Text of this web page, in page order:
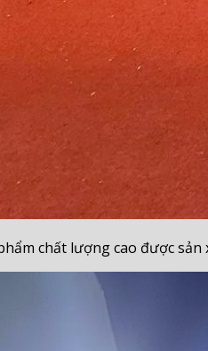
chất lượng cao được sản